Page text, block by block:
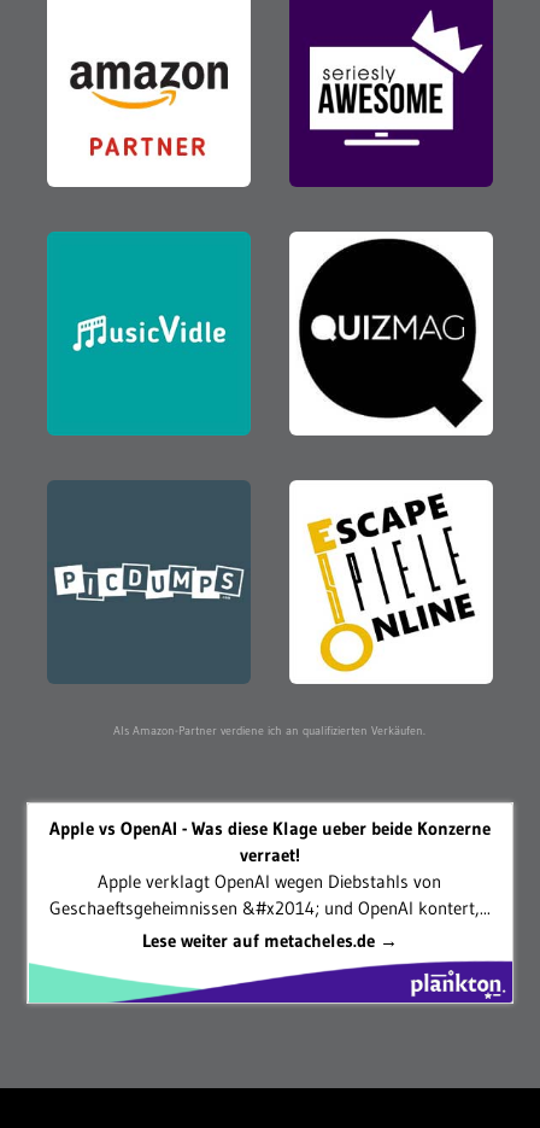
Als Amazon-Partner verdiene ich an qualifizierten Verkäufen.
Apple vs OpenAI - Was diese Klage ueber beide Konzerne
verraet!
Apple verklagt OpenAI wegen Diebstahls von
Geschaeftsgeheimnissen &#x2014; und OpenAI kontert,...
Lese weiter auf metacheles.de →